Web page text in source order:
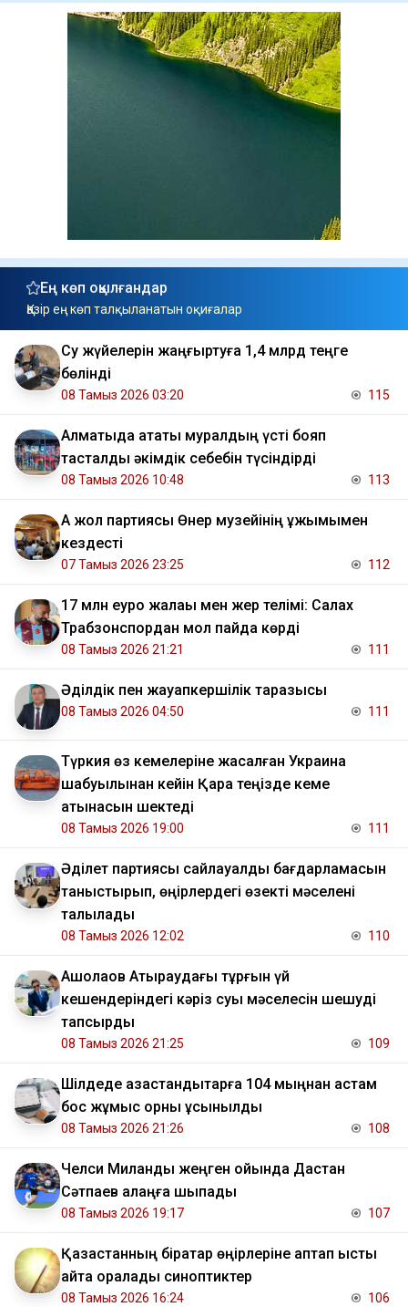
Ең көп оқылғандар
Қазір ең көп талқыланатын оқиғалар
Су жүйелерін жаңғыртуға 1,4 млрд теңге
бөлінді
08 Тамыз 2026 03:20 115
Алматыда атақты муралдың үсті бояп
тасталды әкімдік себебін түсіндірді
08 Тамыз 2026 10:48 113
Ақ жол партиясы Өнер музейінің ұжымымен
кездесті
07 Тамыз 2026 23:25 112
17 млн еуро жалақы мен жер телімі: Салах
Трабзонспордан мол пайда көрді
08 Тамыз 2026 21:21 111
Әділдік пен жауапкершілік таразысы
08 Тамыз 2026 04:50 111
Түркия өз кемелеріне жасалған Украина
шабуылынан кейін Қара теңізде кеме
қатынасын шектеді
08 Тамыз 2026 19:00 111
Әділет партиясы сайлауалды бағдарламасын
таныстырып, өңірлердегі өзекті мәселені
талқылады
08 Тамыз 2026 12:02 110
​Ақшолақов Атыраудағы тұрғын үй
кешендеріндегі кәріз суы мәселесін шешуді
тапсырды
08 Тамыз 2026 21:25 109
​Шілдеде қазақстандықтарға 104 мыңнан астам
бос жұмыс орны ұсынылды
08 Тамыз 2026 21:26 108
Челси Миланды жеңген ойында Дастан
Сәтпаев алаңға шықпады
08 Тамыз 2026 19:17 107
Қазақстанның бірқатар өңірлеріне аптап ыстық
қайта оралады синоптиктер
08 Тамыз 2026 16:24 106